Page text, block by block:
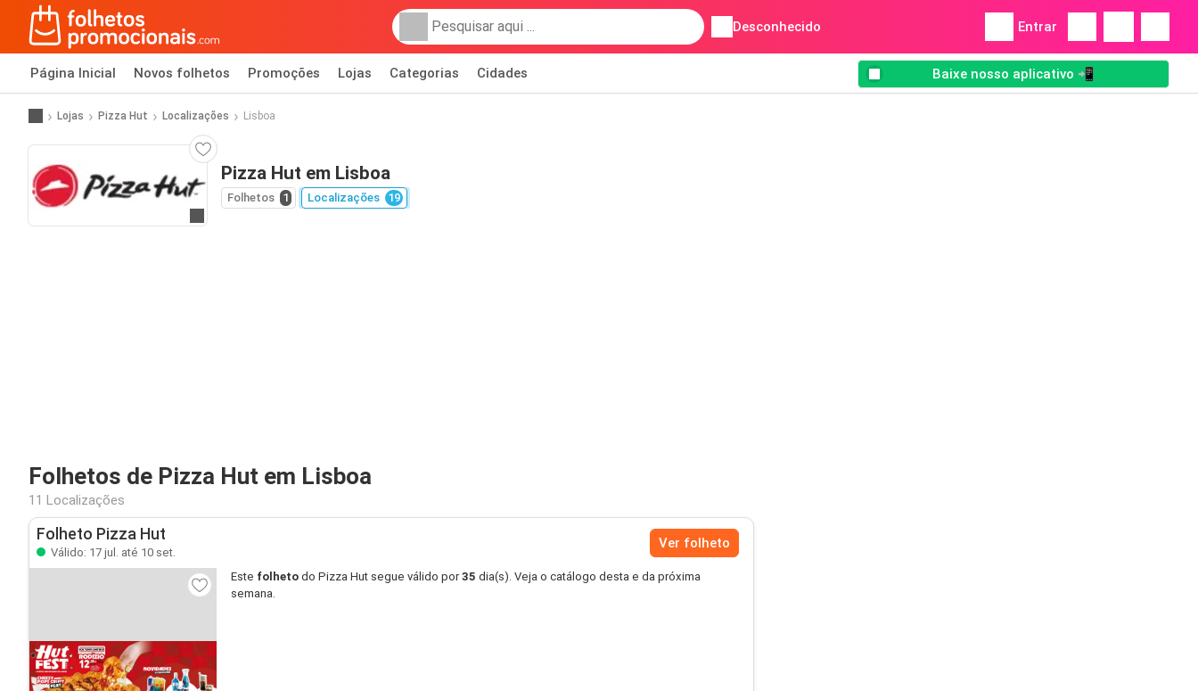
Desconhecido Entrar
Página Inicial Novos folhetos Promoções Lojas Categorias Cidades Baixe nosso aplicativo 📲
Lojas Pizza Hut Localizações Lisboa
Pizza Hut em Lisboa
Folhetos 1 Localizações 19
Folhetos de Pizza Hut em Lisboa
11 Localizações
Folheto Pizza Hut
Válido: 17 jul. até 10 set.
Ver folheto
Este folheto do Pizza Hut segue válido por35 dia(s). Veja o catálogo desta e da próxima
semana.